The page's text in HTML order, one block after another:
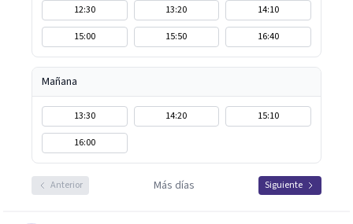
12:30 13:20
14:10
15:00
15:50 16:40
Mañana
13:30 14:20
15:10
16:00
Anterior Más días Siguiente